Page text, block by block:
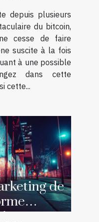
depuis plusieurs
du bitcoin,
cesse de faire
suscite à la fois
à une possible
dans cette
cette...
de